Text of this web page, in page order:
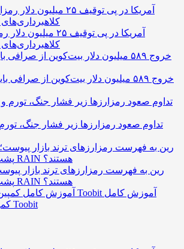
آمریکا در پی توقیف ۲۵
خروج ۵۸۹ میلیون دلار بیت‌کوین از صرافی
تداوم صعود رمزارزها زیر فشار جنگ،
رین به فهرست رمزارزهای ترند بازار
پشت صعود قیمت RAIN هستند؟
آموزش کامل
کمپین جام جهانی Toobit